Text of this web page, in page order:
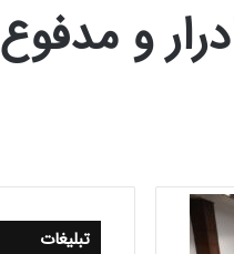
و مدفوع
تبلیغات